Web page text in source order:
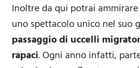
Inoltre da qui potrai
uno spettacolo unico nel suo
passaggio di uccelli
rapaci. Ogni anno infatti,